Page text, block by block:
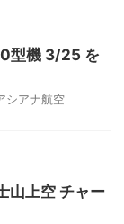
型機 3/25 を
シアナ航空
山上空 チャー